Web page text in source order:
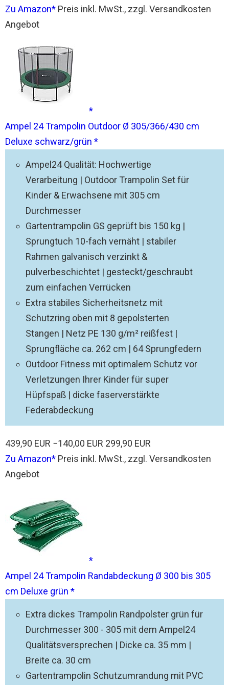
Zu Amazon
Preis inkl. MwSt., zzgl. Versandkosten
Angebot
Ampel 24 Trampolin Outdoor Ø 305/366/430 cm
Deluxe schwarz/grün
Ampel24 Qualität: Hochwertige
Verarbeitung | Outdoor Trampolin Set für
Kinder & Erwachsene mit 305 cm
Durchmesser
Gartentrampolin GS geprüft bis 150 kg |
Sprungtuch 10-fach vernäht | stabiler
Rahmen galvanisch verzinkt &
pulverbeschichtet | gesteckt/geschraubt
zum einfachen Verrücken
Extra stabiles Sicherheitsnetz mit
Schutzring oben mit 8 gepolsterten
Stangen | Netz PE 130 g/m² reißfest |
Sprungfläche ca. 262 cm | 64 Sprungfedern
Outdoor Fitness mit optimalem Schutz vor
Verletzungen Ihrer Kinder für super
Hüpfspaß | dicke faserverstärkte
Federabdeckung
439,90 EUR −140,00 EUR 299,90 EUR
Zu Amazon
Preis inkl. MwSt., zzgl. Versandkosten
Angebot
Ampel 24 Trampolin Randabdeckung Ø 300 bis 305
cm Deluxe grün
Extra dickes Trampolin Randpolster grün für
Durchmesser 300 - 305 mit dem Ampel24
Qualitätsversprechen | Dicke ca. 35 mm |
Breite ca. 30 cm
Gartentrampolin Schutzumrandung mit PVC